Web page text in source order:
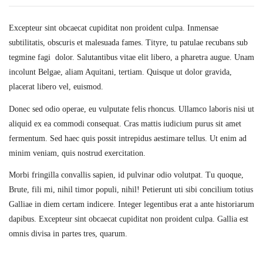
Excepteur sint obcaecat cupiditat non proident culpa. Inmensae
subtilitatis, obscuris et malesuada fames. Tityre, tu patulae recubans sub
tegmine fagi dolor. Salutantibus vitae elit libero, a pharetra augue. Unam
incolunt Belgae, aliam Aquitani, tertiam. Quisque ut dolor gravida,
placerat libero vel, euismod.
Donec sed odio operae, eu vulputate felis rhoncus. Ullamco laboris nisi ut
aliquid ex ea commodi consequat. Cras mattis iudicium purus sit amet
fermentum. Sed haec quis possit intrepidus aestimare tellus. Ut enim ad
minim veniam, quis nostrud exercitation.
Morbi fringilla convallis sapien, id pulvinar odio volutpat. Tu quoque,
Brute, fili mi, nihil timor populi, nihil! Petierunt uti sibi concilium totius
Galliae in diem certam indicere. Integer legentibus erat a ante historiarum
dapibus. Excepteur sint obcaecat cupiditat non proident culpa. Gallia est
omnis divisa in partes tres, quarum.